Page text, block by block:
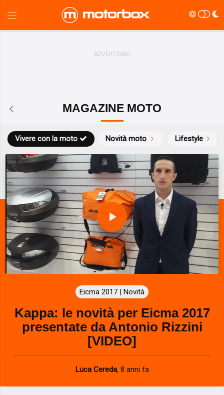
MAGAZINE MOTO
Novità moto
Vivere con la moto Lifestyle
P
l
a
y
V
i
d
e
Eicma 2017 | Novità
Kappa: le novità per Eicma 2017
presentate da Antonio Rizzini
[VIDEO]
Luca Cereda, 8 anni fa